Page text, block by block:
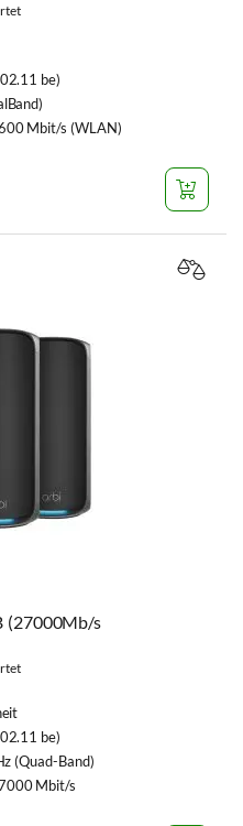
be)
Mbit/s (WLAN)
(27000Mb/s
be)
(Quad-Band)
Mbit/s